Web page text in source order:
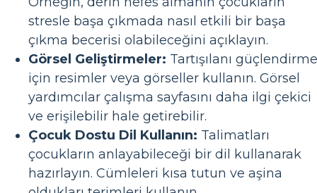
stresle başa çıkmada nasıl etkili bir başa
çıkma becerisi olabileceğini açıklayın.
Görsel Geliştirmeler: Tartışılanı
için resimler veya görseller kullanın. Görsel
yardımcılar çalışma sayfasını daha ilgi çekici
ve erişilebilir hale getirebilir.
Çocuk Dostu Dil Kullanın: Talimatları
çocukların anlayabileceği bir dil kullanarak
hazırlayın. Cümleleri kısa tutun ve aşina